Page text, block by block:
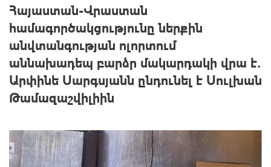
Հայաստան-Վրաստան
համագործակցությունը ներքին
անվտանգության ոլորտում
աննախադեպ բարձր մակարդակի վրա է․
Արփինե Սարգսյանն ընդունել է Սուլխան
Թամազաշվիլիին